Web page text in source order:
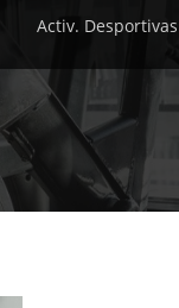
Activ. Desportivas